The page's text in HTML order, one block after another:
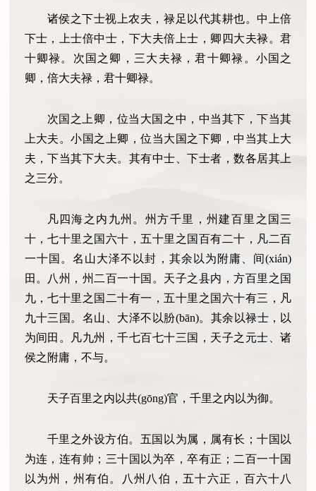
诸侯之下士视上农夫，禄足以代其耕也。中上倍
下士，上士倍中士，下大夫倍上士，卿四大夫禄。君
十卿禄。次国之卿，三大夫禄，君十卿禄。小国之
卿，倍大夫禄，君十卿禄。
次国之上卿，位当大国之中，中当其下，下当其
上大夫。小国之上卿，位当大国之下卿，中当其上大
夫，下当其下大夫。其有中士、下士者，数各居其上
之三分。
凡四海之内九州。州方千里，州建百里之国三
十，七十里之国六十，五十里之国百有二十，凡二百
一十国。名山大泽不以封，其余以为附庸、间(xián)
田。八州，州二百一十国。天子之县内，方百里之国
九，七十里之国二十有一，五十里之国六十有三，凡
九十三国。名山、大泽不以朌(bān)。其余以禄士，以
为间田。凡九州，千七百七十三国，天子之元士、诸
侯之附庸，不与。
天子百里之内以共(gōng)官，千里之内以为御。
千里之外设方伯。五国以为属，属有长；十国以
为连，连有帅；三十国以为卒，卒有正；二百一十国
以为州，州有伯。八州八伯，五十六正，百六十八